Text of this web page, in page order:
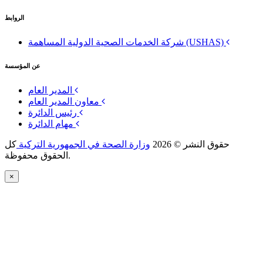
الروابط
شركة الخدمات الصحية الدولية المساهمة (USHAS)
عن المؤسسة
حقوق النشر © 2026 وزارة الصحة في الجمهورية التركية كل
الحقوق محفوظة.
×